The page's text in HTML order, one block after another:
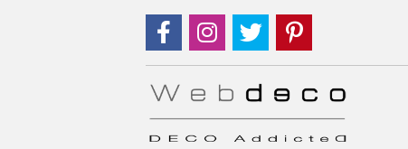
Suivez nous sur Facebook !
Suivez nous sur Instagram !
Suivez nous sur Twitter !